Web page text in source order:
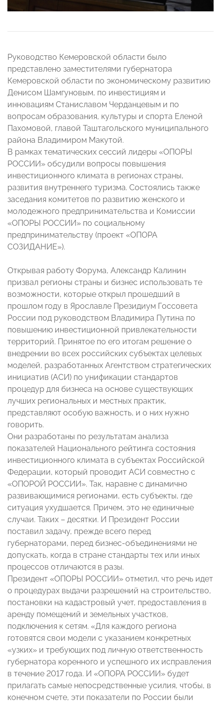
Руководство Кемеровской области было
представлено заместителями губернатора
Кемеровской области по экономическому развитию
Денисом Шамгуновым, по инвестициям и
инновациям Станиславом Черданцевым и по
вопросам образования, культуры и спорта Еленой
Пахомовой, главой Таштагольского муниципального
района Владимиром Макутой.
В рамках тематических сессий лидеры «ОПОРЫ
РОССИИ» обсудили вопросы повышения
инвестиционного климата в регионах страны,
развития внутреннего туризма. Состоялись также
заседания комитетов по развитию женского и
молодежного предпринимательства и Комиссии
«ОПОРЫ РОССИИ» по социальному
предпринимательству (проект «ОПОРА
СОЗИДАНИЕ»).
Открывая работу Форума, Александр Калинин
призвал регионы страны и бизнес использовать те
возможности, которые открыл прошедший в
прошлом году в Ярославле Президиум Госсовета
России под руководством Владимира Путина по
повышению инвестиционной привлекательности
территорий. Принятое по его итогам решение о
внедрении во всех российских субъектах целевых
моделей, разработанных Агентством стратегических
инициатив (АСИ) по унификации стандартов
процедур для бизнеса на основе существующих
лучших региональных и местных практик,
представляют особую важность, и о них нужно
говорить.
Они разработаны по результатам анализа
показателей Национального рейтинга состояния
инвестиционного климата в субъектах Российской
Федерации, который проводит АСИ совместно с
«ОПОРОЙ РОССИИ». Так, наравне с динамично
развивающимися регионами, есть субъекты, где
ситуация ухудшается. Причем, это не единичные
случаи. Таких – десятки. И Президент России
поставил задачу, прежде всего перед
губернаторами, перед бизнес-объединениями не
допускать, когда в стране стандарты тех или иных
процессов отличаются в разы.
Президент «ОПОРЫ РОССИИ» отметил, что речь идет
о процедурах выдачи разрешений на строительство,
постановки на кадастровый учет, предоставления в
аренду помещений и земельных участков,
подключения к сетям. «Для каждого региона
готовятся свои модели с указанием конкретных
«узких» и требующих под личную ответственность
губернатора коренного и успешного их исправления
в течение 2017 года. И «ОПОРА РОССИИ» будет
прилагать самые непосредственные усилия, чтобы, в
конечном счете, эти показатели по России были